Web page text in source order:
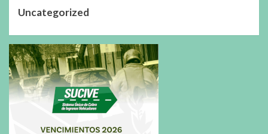
Uncategorized